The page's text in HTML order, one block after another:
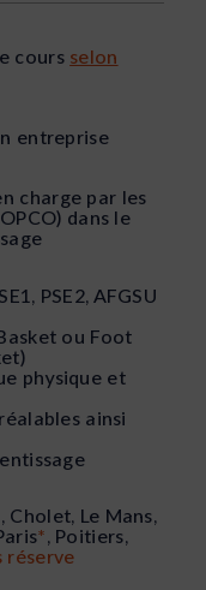
cours selon
entreprise
charge par les
dans le
PSE2, AFGSU
ou Foot
physique et
ainsi
Cholet, Le Mans,
*, Poitiers,
réserve